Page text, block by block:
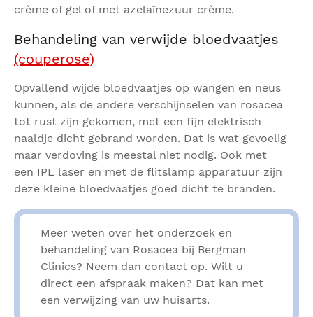
crème of gel of met azelaïnezuur crème.
Behandeling van verwijde bloedvaatjes
(couperose)
Opvallend wijde bloedvaatjes op wangen en neus
kunnen, als de andere verschijnselen van rosacea
tot rust zijn gekomen, met een fijn elektrisch
naaldje dicht gebrand worden. Dat is wat gevoelig
maar verdoving is meestal niet nodig. Ook met
een IPL laser en met de flitslamp apparatuur zijn
deze kleine bloedvaatjes goed dicht te branden.
Meer weten over het onderzoek en
behandeling van Rosacea bij Bergman
Clinics? Neem dan contact op. Wilt u
direct een afspraak maken? Dat kan met
een verwijzing van uw huisarts.